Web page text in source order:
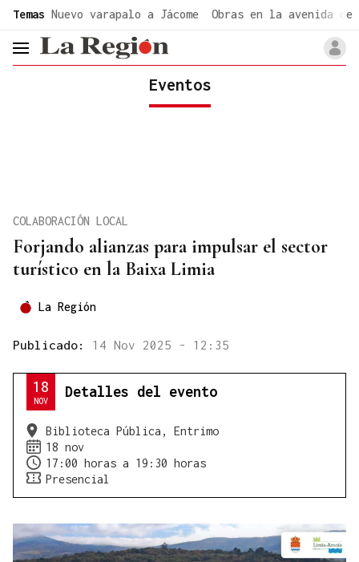
Temas Nuevo varapalo a Jácome Obras en la avenida de
header.menu.open
Eventos
Forjando alianzas para impulsar el sector
turístico en la Baixa Limia
COLABORACIÓN LOCAL
La Región
Publicado: 14 Nov 2025 - 12:35
18
NOV
Detalles del evento
Biblioteca Pública, Entrimo
18 nov
17:00 horas a 19:30 horas
Presencial